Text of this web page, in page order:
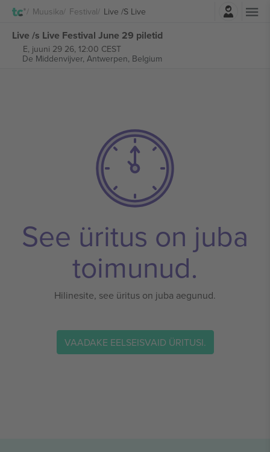
Muusika Festival Live /s Live
Live /s Live Festival June 29 piletid
E, juuni 29 26, 12:00 CEST
De Middenvijver, Antwerpen, Belgium
See üritus on juba
toimunud.
Hilinesite, see üritus on juba aegunud.
VAADAKE EELSEISVAID ÜRITUSI.